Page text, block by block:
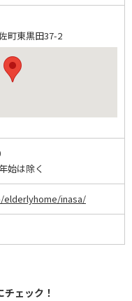
町東黒田37-2
始は除く
inasa/
ェック！